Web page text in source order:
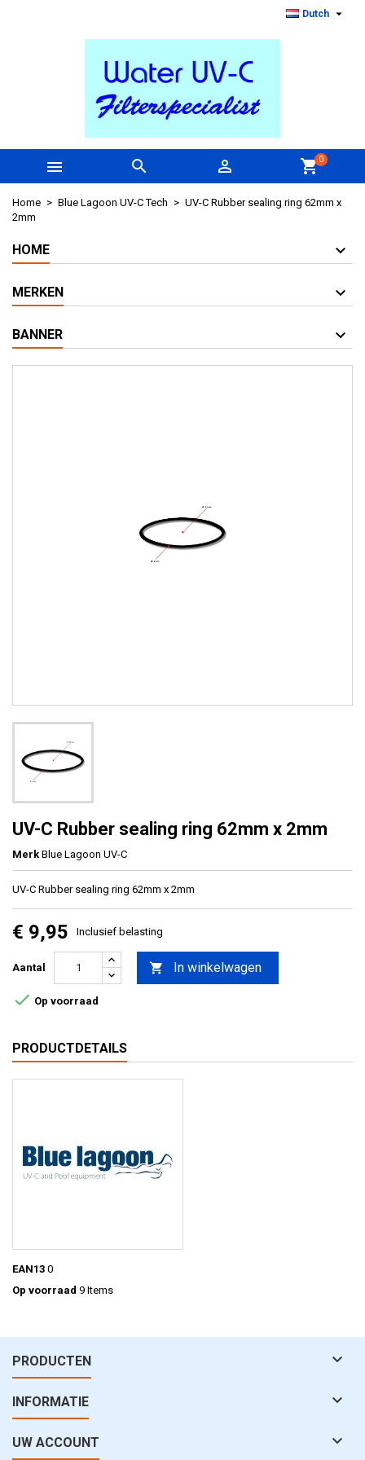
Dutch 
   shopping_cart0
Home Blue Lagoon UV-C Tech
UV-C Rubber sealing ring 62mm x
2mm
HOME
MERKEN
BANNER
UV-C Rubber sealing ring 62mm x 2mm
Merk Blue Lagoon UV-C
UV-C Rubber sealing ring 62mm x 2mm
€ 9,95 Inclusief belasting
Aantal  In winkelwagen
 Op voorraad
PRODUCTDETAILS
EAN13 0
Op voorraad 9 Items
PRODUCTEN 
INFORMATIE 
UW ACCOUNT 